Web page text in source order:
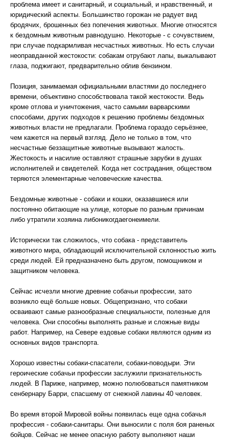
проблема имеет и санитарный, и социальный, и нравственный, и
юридический аспекты. Большинство горожан не радует вид
бродячих, брошенных без попечения животных. Многие относятся
к бездомным животным равнодушно. Некоторые - с сочувствием,
при случае подкармливая несчастных животных. Но есть случаи
неоправданной жестокости: собакам отрубают лапы, выкалывают
глаза, поджигают, предварительно облив бензином.
Позиция, занимаемая официальными властями до последнего
времени, объективно способствовала такой жестокости. Ведь
кроме отлова и уничтожения, часто самыми варварскими
способами, других подходов к решению проблемы бездомных
животных власти не предлагали. Проблема гораздо серьёзнее,
чем кажется на первый взгляд. Дело не только в том, что
несчастные беззащитные животные вызывают жалость.
Жестокость и насилие оставляют страшные зарубки в душах
исполнителей и свидетелей. Когда нет сострадания, обществом
теряются элементарные человеческие качества.
Бездомные животные - собаки и кошки, оказавшиеся или
постоянно обитающие на улице, которые по разным причинам
либо утратили хозяина либоникогдаегонеимели.
Исторически так сложилось, что собака - представитель
животного мира, обладающий исключительной склонностью жить
среди людей. Ей предназначено быть другом, помощником и
защитником человека.
Сейчас исчезли многие древние собачьи профессии, зато
возникло ещё больше новых. Общепризнано, что собаки
осваивают самые разнообразные специальности, полезные для
человека. Они способны выполнять разные и сложные виды
работ. Например, на Севере ездовые собаки являются одним из
основных видов транспорта.
Хорошо известны собаки-спасатели, собаки-поводыри. Эти
героические собачьи профессии заслужили признательность
людей. В Париже, например, можно полюбоваться памятником
сенбернару Барри, спасшему от снежной лавины 40 человек.
Во время второй Мировой войны появилась еще одна собачья
профессия - собаки-санитары. Они выносили с поля боя раненых
бойцов. Сейчас не менее опасную работу выполняют наши